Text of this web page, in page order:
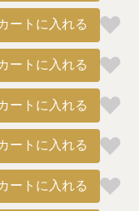
ートに入れる
ートに入れる
ートに入れる
ートに入れる
ートに入れる